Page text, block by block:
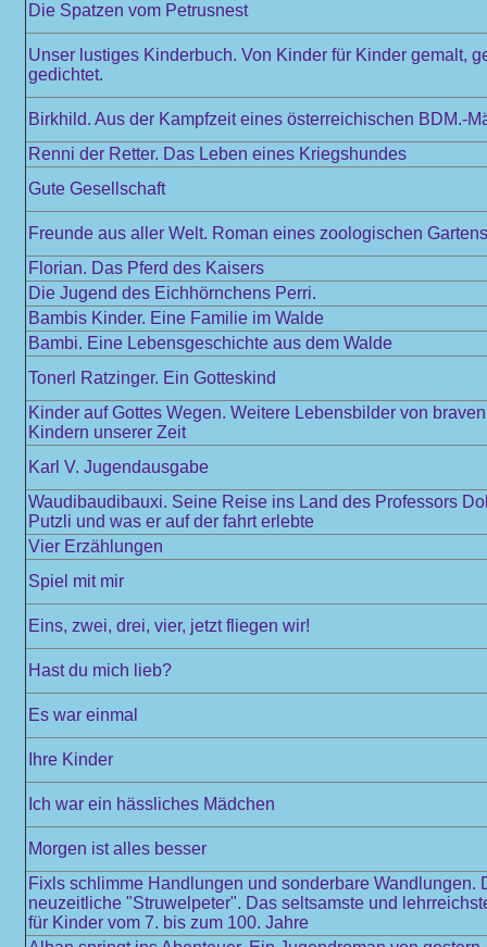
Die Spatzen vom Petrusnest
Unser lustiges Kinderbuch. Von Kinder für Kinder gemalt,
gedichtet.
Birkhild. Aus der Kampfzeit eines österreichischen BDM.-
Renni der Retter. Das Leben eines Kriegshundes
Gute Gesellschaft
Freunde aus aller Welt. Roman eines zoologischen Gartens
Florian. Das Pferd des Kaisers
Die Jugend des Eichhörnchens Perri.
Bambis Kinder. Eine Familie im Walde
Bambi. Eine Lebensgeschichte aus dem Walde
Tonerl Ratzinger. Ein Gotteskind
Kinder auf Gottes Wegen. Weitere Lebensbilder von
Kindern unserer Zeit
Karl V. Jugendausgabe
Waudibaudibauxi. Seine Reise ins Land des Professors
Putzli und was er auf der fahrt erlebte
Vier Erzählungen
Spiel mit mir
Eins, zwei, drei, vier, jetzt fliegen wir!
Hast du mich lieb?
Es war einmal
Ihre Kinder
Ich war ein hässliches Mädchen
Morgen ist alles besser
Fixls schlimme Handlungen und sonderbare Wandlungen.
neuzeitliche "Struwelpeter". Das seltsamste und
für Kinder vom 7. bis zum 100. Jahre